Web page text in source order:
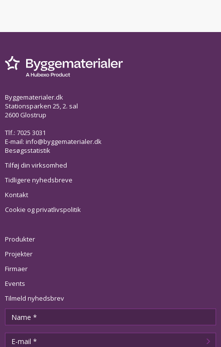
Byggematerialer.dk
Stationsparken 25, 2. sal
2600 Glostrup
Tlf.: 7025 3031
E-mail: info@byggematerialer.dk
Besøgsstatistik
Tilføj din virksomhed
Tidligere nyhedsbreve
Kontakt
Cookie og privatlivspolitik
Produkter
Projekter
Firmaer
Events
Tilmeld nyhedsbrev